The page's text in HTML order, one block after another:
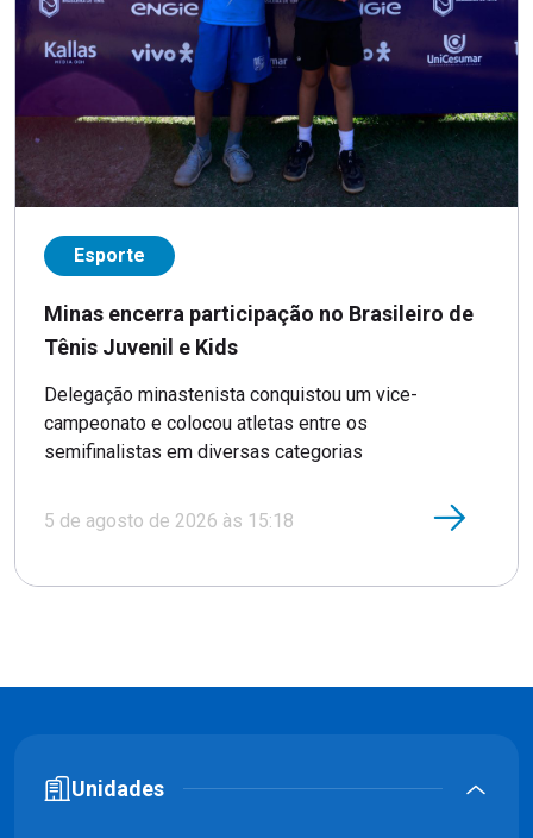
Esporte
Minas encerra participação no Brasileiro de
Tênis Juvenil e Kids
Delegação minastenista conquistou um vice-
campeonato e colocou atletas entre os
semifinalistas em diversas categorias
5 de agosto de 2026 às 15:18
Unidades